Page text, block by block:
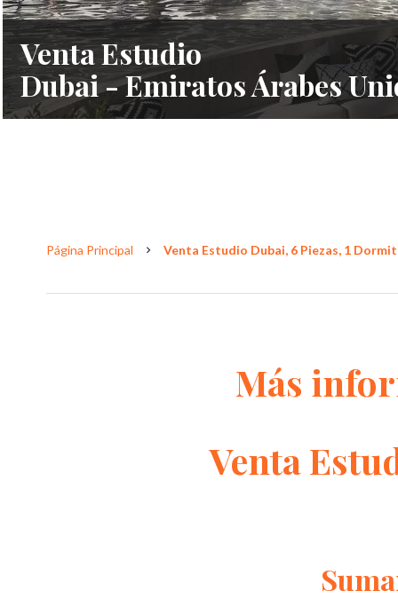
Venta Estudio
Dubai - Emiratos Árabes
Página Principal Venta Estudio Dubai, 6 Piezas, 1
Más
Venta